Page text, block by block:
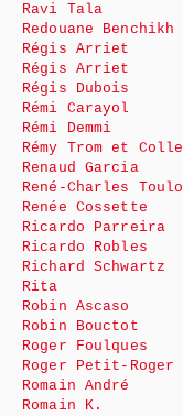
Ravi Tala
Redouane Benchikh
Régis Arriet
Régis Arriet
Régis Dubois
Rémi Carayol
Rémi Demmi
Rémy Trom et
Renaud Garcia
René-Charles
Renée Cossette
Ricardo Parreira
Ricardo Robles
Richard Schwartz
Rita
Robin Ascaso
Robin Bouctot
Roger Foulques
Roger Petit-Roger
Romain André
Romain K.